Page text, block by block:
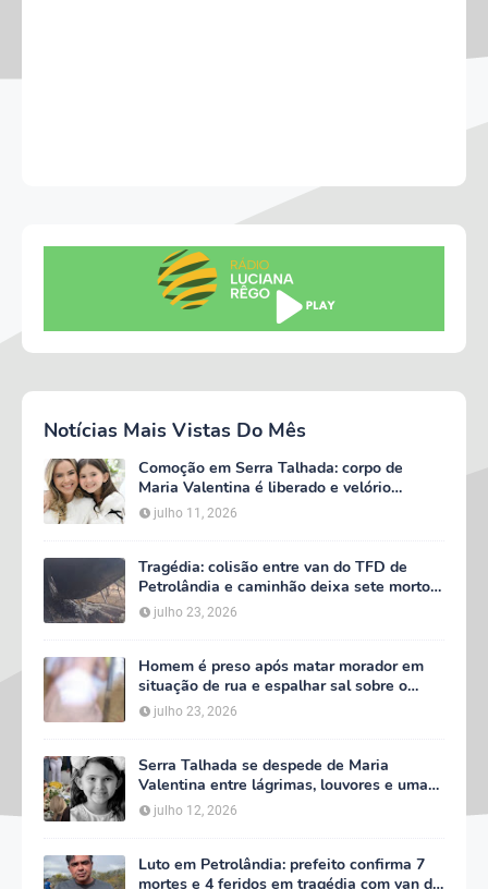
Notícias Mais Vistas Do Mês
Comoção em Serra Talhada: corpo de
Maria Valentina é liberado e velório
começa às 5h deste domingo
julho 11, 2026
Tragédia: colisão entre van do TFD de
Petrolândia e caminhão deixa sete mortos
em Floresta
julho 23, 2026
Homem é preso após matar morador em
situação de rua e espalhar sal sobre o
corpo em Serra Talhada
julho 23, 2026
Serra Talhada se despede de Maria
Valentina entre lágrimas, louvores e uma
multidão que caminhou ao lado da família
julho 12, 2026
Luto em Petrolândia: prefeito confirma 7
mortes e 4 feridos em tragédia com van do